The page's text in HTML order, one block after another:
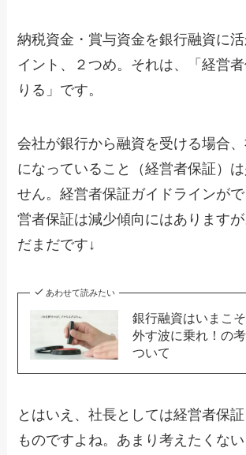
納税資金・賞与資金を銀行融資に
イント、２つめ。それは、「経営
りる」です。
会社が銀行から融資を受ける場合
になっていること（経営者保証）
せん。経営者保証ガイドラインが
営者保証は減少傾向にはあります
だまだです↓
あわせて読みたい
銀行融資はいまこ
外す波に乗れ！の
ついて
とはいえ、社長としては経営者保
ものですよね。あまり考えたくな